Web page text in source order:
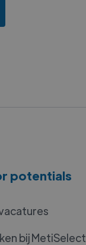
potentials
bij MetiSelect